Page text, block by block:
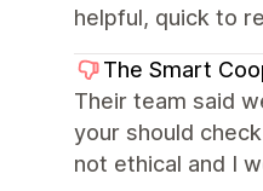
helpful, quick to
The Smart
Their team said
your should
not ethical and I